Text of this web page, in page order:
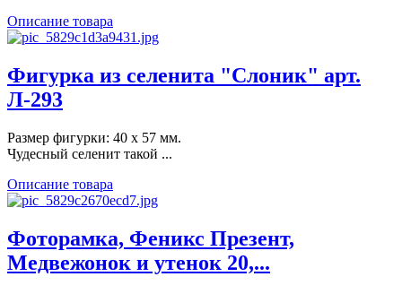
Описание товара
Фигурка из селенита "Слоник" арт.
Л-293
Размер фигурки: 40 х 57 мм.
Чудесный селенит такой ...
Описание товара
Фоторамка, Феникс Презент,
Медвежонок и утенок 20,...